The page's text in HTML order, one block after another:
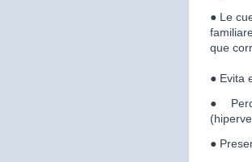
● Le
que
● Evita
●
●